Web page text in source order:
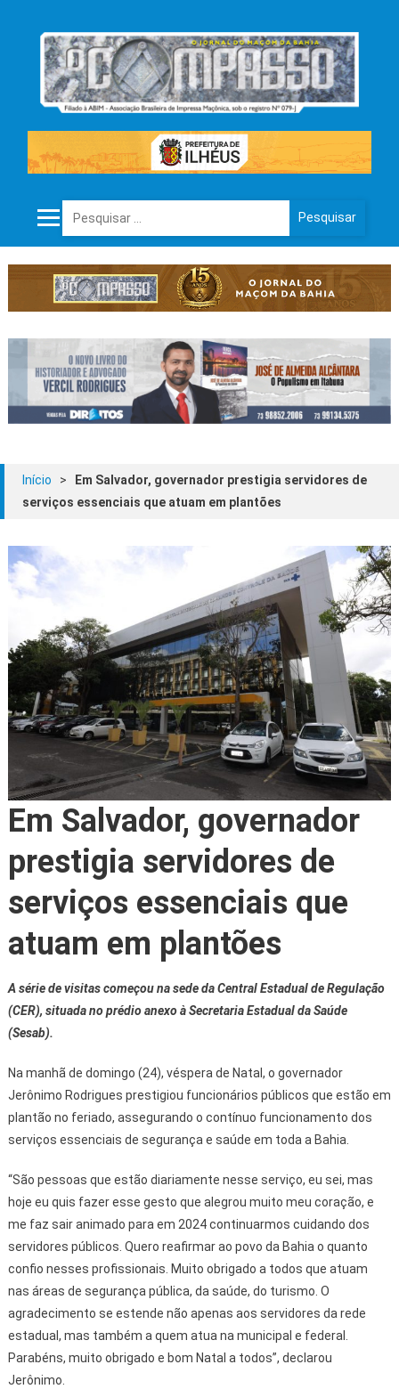
Pesquisar por:
Início >
Em Salvador, governador prestigia servidores de
serviços essenciais que atuam em plantões
Em Salvador, governador
prestigia servidores de
serviços essenciais que
atuam em plantões
A série de visitas começou na sede da Central Estadual de Regulação
(CER), situada no prédio anexo à Secretaria Estadual da Saúde
(Sesab).
Na manhã de domingo (24), véspera de Natal, o governador
Jerônimo Rodrigues prestigiou funcionários públicos que estão em
plantão no feriado, assegurando o contínuo funcionamento dos
serviços essenciais de segurança e saúde em toda a Bahia.
“São pessoas que estão diariamente nesse serviço, eu sei, mas
hoje eu quis fazer esse gesto que alegrou muito meu coração, e
me faz sair animado para em 2024 continuarmos cuidando dos
servidores públicos. Quero reafirmar ao povo da Bahia o quanto
confio nesses profissionais. Muito obrigado a todos que atuam
nas áreas de segurança pública, da saúde, do turismo. O
agradecimento se estende não apenas aos servidores da rede
estadual, mas também a quem atua na municipal e federal.
Parabéns, muito obrigado e bom Natal a todos”, declarou
Jerônimo.